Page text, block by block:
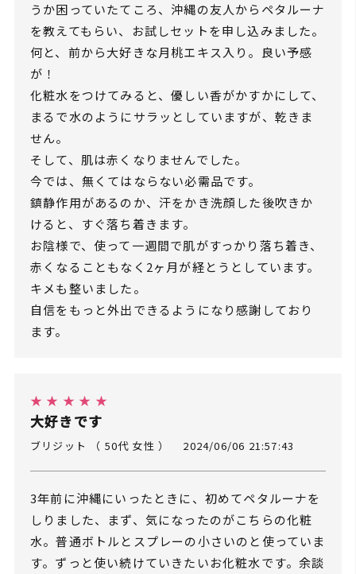
うか困っていたてころ、沖縄の友人からペタルーナ
を教えてもらい、お試しセットを申し込みました。
何と、前から大好きな月桃エキス入り。良い予感
が！
化粧水をつけてみると、優しい香がかすかにして、
まるで水のようにサラッとしていますが、乾きま
せん。
そして、肌は赤くなりませんでした。
今では、無くてはならない必需品です。
鎮静作用があるのか、汗をかき洗顔した後吹きか
けると、すぐ落ち着きます。
お陰様で、使って一週間で肌がすっかり落ち着き、
赤くなることもなく2ヶ月が経とうとしています。
キメも整いました。
自信をもっと外出できるようになり感謝しており
ます。
★ ★ ★ ★ ★
大好きです
ブリジット （ 50代 女性 ） 2024/06/06 21:57:43
3年前に沖縄にいったときに、初めてペタルーナを
しりました、まず、気になったのがこちらの化粧
水。普通ボトルとスプレーの小さいのと使っていま
す。ずっと使い続けていきたいお化粧水です。余談